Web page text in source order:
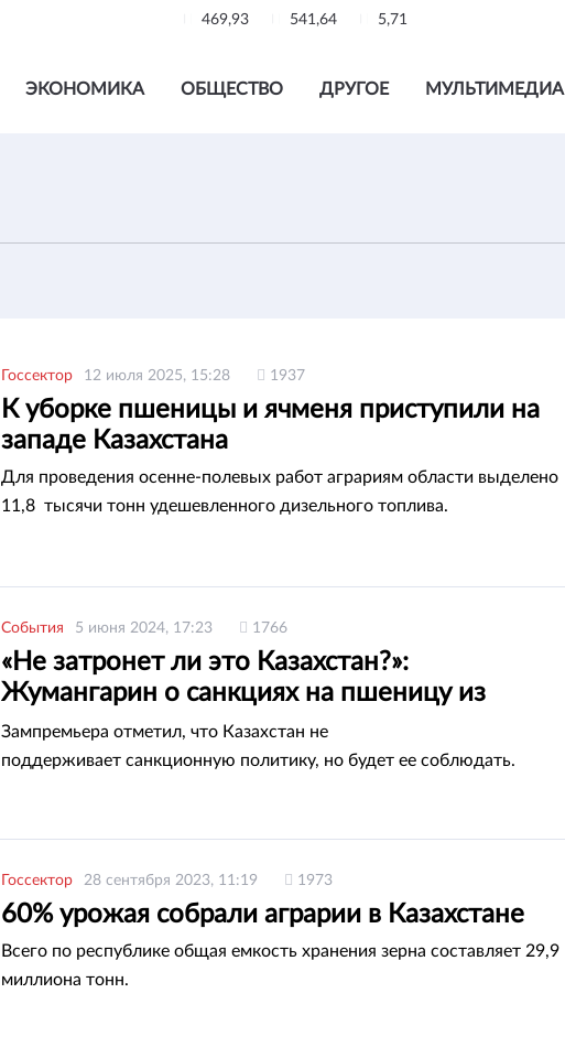
469,93 541,64 5,71
ЭКОНОМИКА ОБЩЕСТВО ДРУГОЕ МУЛЬТИМЕДИА
Госсектор 12 июля 2025, 15:28 1937
К уборке пшеницы и ячменя приступили на
западе Казахстана
Для проведения осенне-полевых работ аграриям области выделено
11,8 тысячи тонн удешевленного дизельного топлива.
События 5 июня 2024, 17:23 1766
«Не затронет ли это Казахстан?»:
Жумангарин о санкциях на пшеницу из
России и Беларусь
Зампремьера отметил, что Казахстан не
поддерживает санкционную политику, но будет ее соблюдать.
Госсектор 28 сентября 2023, 11:19 1973
60% урожая собрали аграрии в Казахстане
Всего по республике общая емкость хранения зерна составляет 29,9
миллиона тонн.